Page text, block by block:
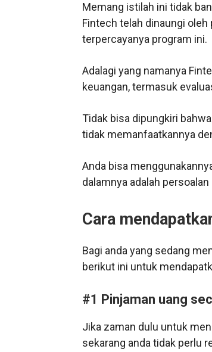
Memang istilah ini tidak
Fintech telah dinaungi oleh
terpercayanya program ini.
Adalagi yang namanya
keuangan, termasuk
Tidak bisa dipungkiri
tidak memanfaatkannya
Anda bisa
dalamnya adalah
Cara
Bagi anda yang sedang
berikut ini untuk
#1 Pinjaman uang
Jika zaman dulu untuk
sekarang anda tidak perlu